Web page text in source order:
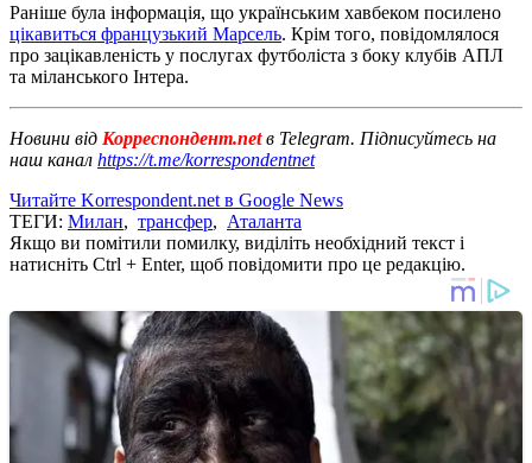
Раніше була інформація, що українським хавбеком посилено
цікавиться французький Марсель. Крім того, повідомлялося
про зацікавленість у послугах футболіста з боку клубів АПЛ
та міланського Інтера.
Новини від Корреспондент.netв Telegram. Підписуйтесь на
наш канал https://t.me/korrespondentnet
Читайте Korrespondent.net в Google News
ТЕГИ: Милан, трансфер, Аталанта
Якщо ви помітили помилку, виділіть необхідний текст і
натисніть Ctrl + Enter, щоб повідомити про це редакцію.